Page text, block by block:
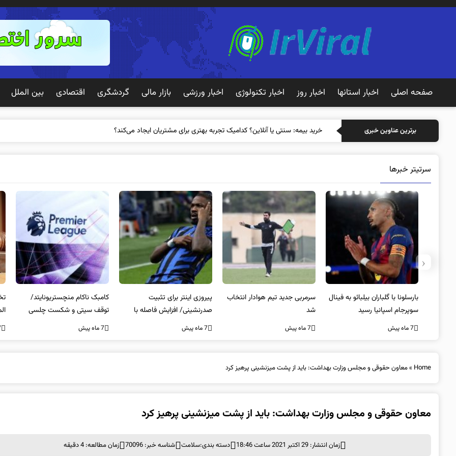
صفحه اصلی اخبار استانها اخبار روز اخبار تکنولوژی اخبار ورزشی بازار مالی گردشگری اقتصادی بین الملل
برترین عناوین خبری
سرتیتر خبرها
سرمربی جدید تیم هوادار انتخاب
شد
7 ماه پیش
پیروزی اینتر برای تثبیت
صدرنشینی/ افزایش فاصله با
ناپولی
7 ماه پیش
کامبک ناکام منچستریونایتد/
توقف سیتی و شکست چلسی
7 ماه پیش
تخلفات مالی در هیئت رشته‌ای
المپیکی در مازندران
7 ماه پیش 7
‹
Home
»معاون حقوقی و مجلس وزارت بهداشت: باید از پشت میزنشینی پرهیز کرد
معاون حقوقی و مجلس وزارت بهداشت: باید از پشت میزنشینی پرهیز کرد
زمان انتشار: 29 اکتبر 2021 ساعت 18:46 دسته بندی:سلامت شناسه خبر: 70096 زمان مطالعه: 4 دقیقه